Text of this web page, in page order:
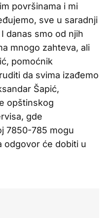
površinama i mi
sve u saradnji
danas smo od njih
mnogo zahteva, ali
pomoćnik
da svima izađemo
Šapić,
opštinskog
gde
7850-785 mogu
odgovor će dobiti u